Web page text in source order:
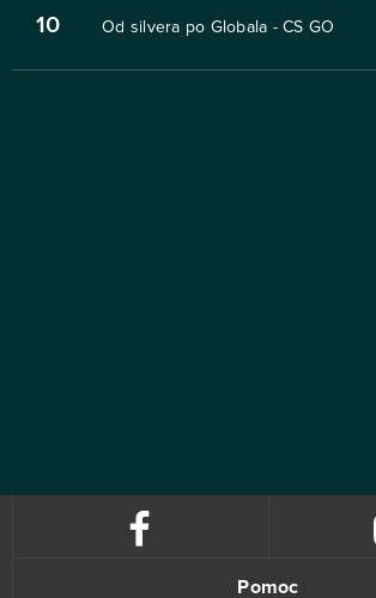
10 Od silvera po Globala - CS GO
Pomoc